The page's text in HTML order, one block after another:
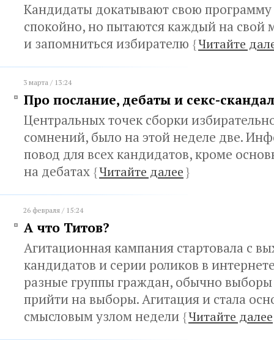
Кандидаты докатывают свою программу
спокойно, но пытаются каждый на свой
и запомниться избирателю {Читайте
3 марта / 13:24
Про послание, дебаты и секс-скандал
Центральных точек сборки
сомнений, было на этой неделе две.
повод для всех кандидатов, кроме
на дебатах {Читайте далее}
26 февраля / 15:24
А что Титов?
Агитационная кампания стартовала с
кандидатов и серии роликов в
разные группы граждан, обычно
прийти на выборы. Агитация и стала
смысловым узлом недели {Читайте далее